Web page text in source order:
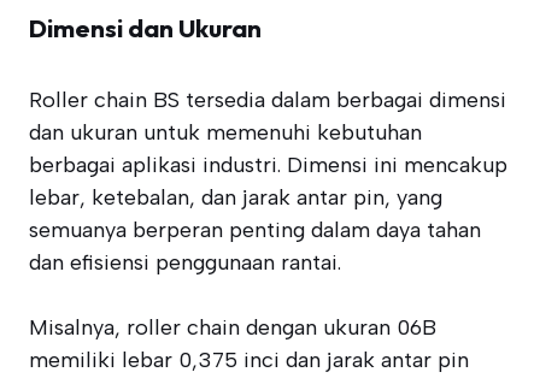
Dimensi dan Ukuran
Roller chain BS tersedia dalam berbagai dimensi
dan ukuran untuk memenuhi kebutuhan
berbagai aplikasi industri. Dimensi ini mencakup
lebar, ketebalan, dan jarak antar pin, yang
semuanya berperan penting dalam daya tahan
dan efisiensi penggunaan rantai.
Misalnya, roller chain dengan ukuran 06B
memiliki lebar 0,375 inci dan jarak antar pin